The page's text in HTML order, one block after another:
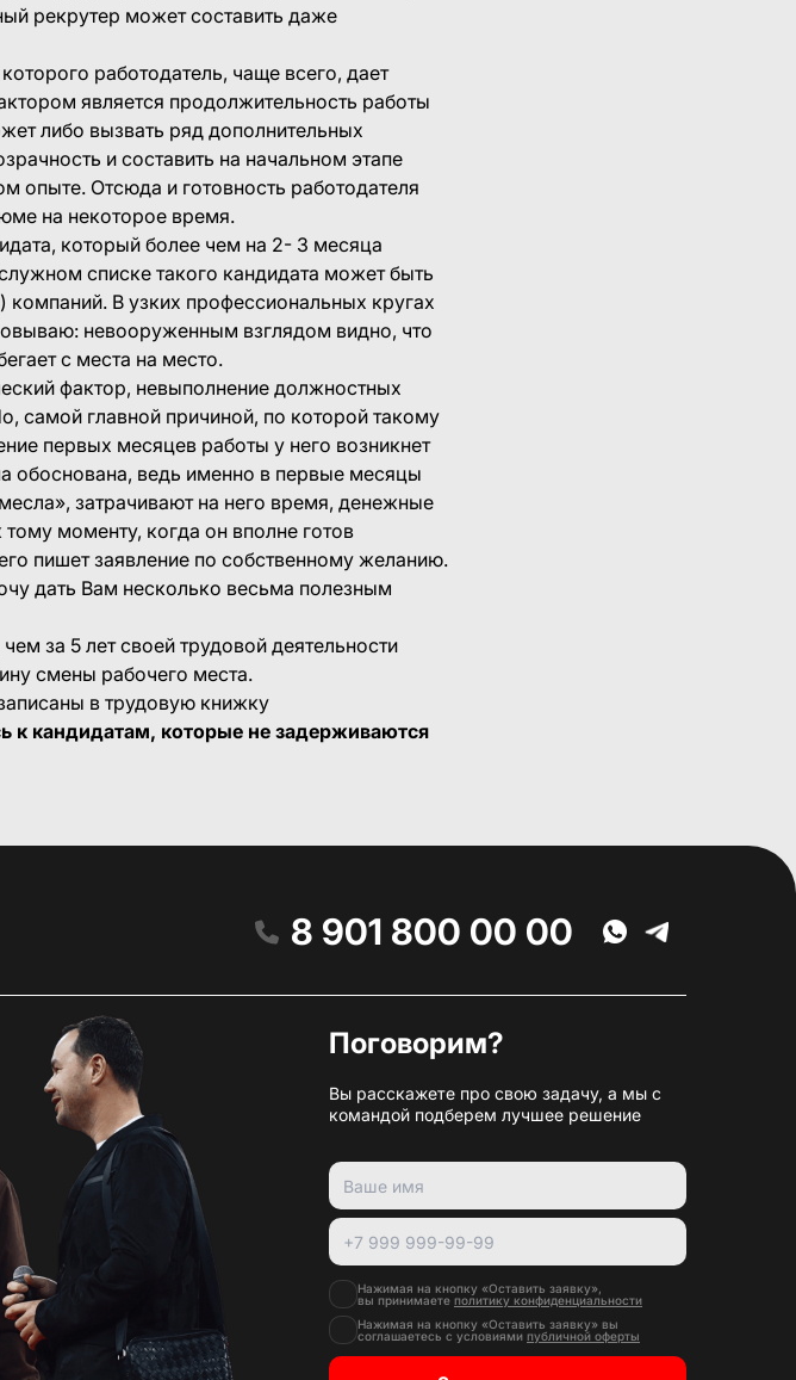
рекрутер может составить даже
работодатель, чаще всего, дает
является продолжительность работы
либо вызвать ряд дополнительных
и составить на начальном этапе
Отсюда и готовность работодателя
на некоторое время.
который более чем на 2- 3 месяца
списке такого кандидата может быть
В узких профессиональных кругах
невооруженным взглядом видно, что
с места на место.
фактор, невыполнение должностных
самой главной причиной, по которой такому
первых месяцев работы у него возникнет
обоснована, ведь именно в первые месяцы
затрачивают на него время, денежные
моменту, когда он вполне готов
пишет заявление по собственному желанию.
дать Вам несколько весьма полезным
за 5 лет своей трудовой деятельности
смены рабочего места.
в трудовую книжку
к кандидатам, которые не задерживаются
8 901 800 00 00
Поговорим?
Вы расскажете про свою задачу, а мы с
командой подберем лучшее решение
Нажимая на кнопку «Оставить заявку»,
вы принимаете политику конфиденциальности
Нажимая на кнопку «Оставить заявку» вы
соглашаетесь с условиями публичной оферты